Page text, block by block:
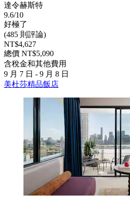
達令赫斯特
9.6/10
好極了
(485 則評論)
NT$4,627
總價 NT$5,090
含稅金和其他費用
9 月 7 日 - 9 月 8 日
美杜莎精品飯店